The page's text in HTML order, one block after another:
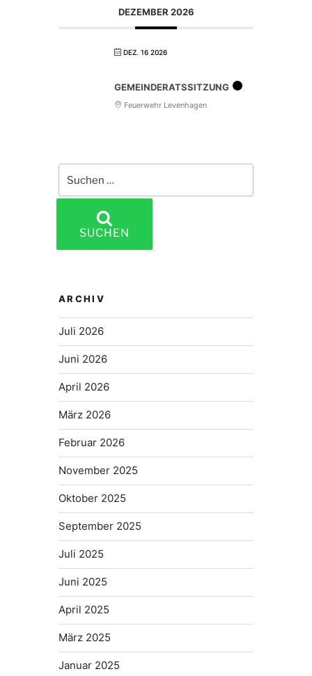
DEZEMBER 2026
DEZ. 16 2026
GEMEINDERATSSITZUNG
Feuerwehr Levenhagen
nach:
SUCHEN
ARCHIV
Juli 2026
Juni 2026
April 2026
März 2026
Februar 2026
November 2025
Oktober 2025
September 2025
Juli 2025
Juni 2025
April 2025
März 2025
Januar 2025